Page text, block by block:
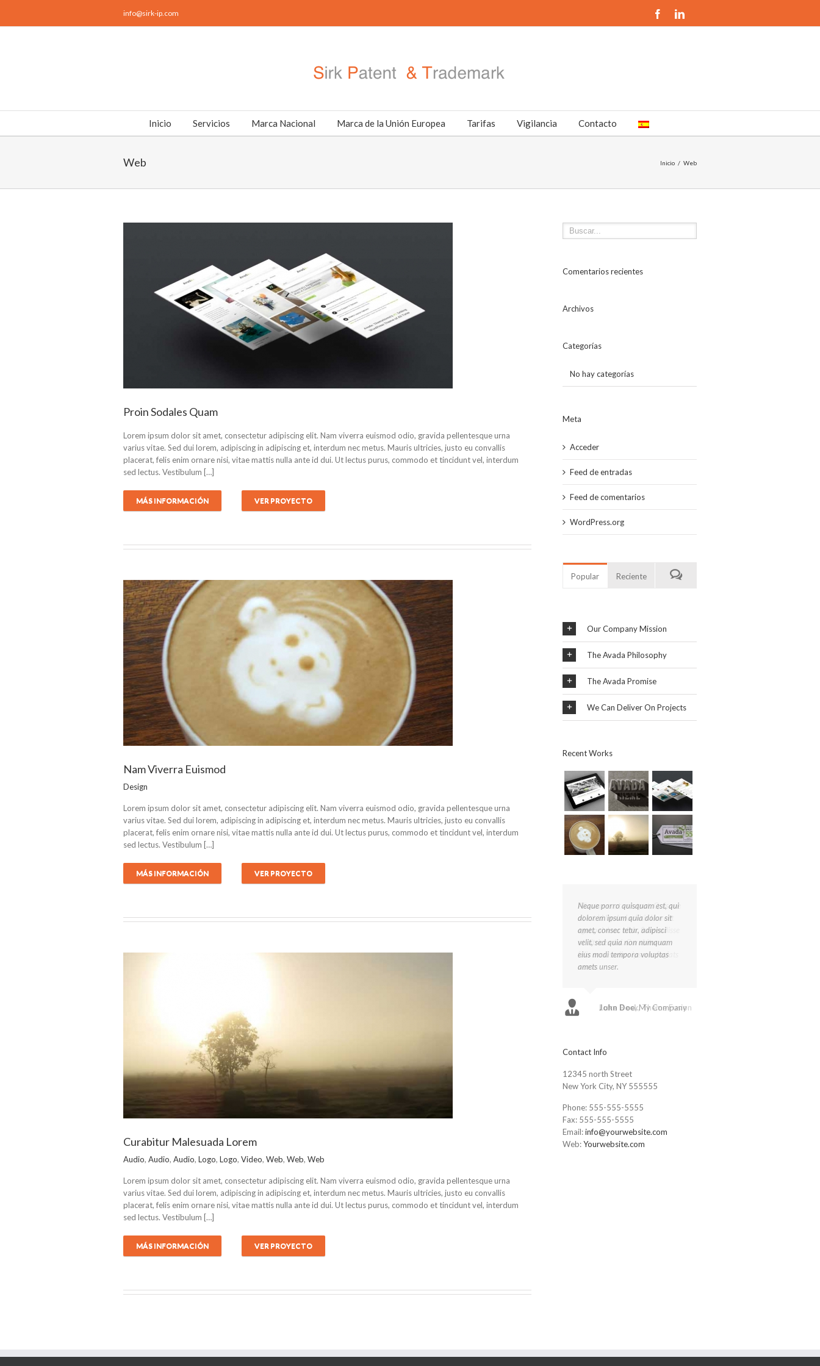
info@sirk-ip.com
Inicio Servicios Marca Nacional Marca de la Unión Europea Tarifas Vigilancia Contacto
Web Inicio Web
Proin Sodales Quam
Lorem ipsum dolor sit amet, consectetur adipiscing elit. Nam viverra euismod odio, gravida pellentesque urna
varius vitae. Sed dui lorem, adipiscing in adipiscing et, interdum nec metus. Mauris ultricies, justo eu convallis
placerat, felis enim ornare nisi, vitae mattis nulla ante id dui. Ut lectus purus, commodo et tincidunt vel, interdum
sed lectus. Vestibulum […]
MÁS INFORMACIÓN VER PROYECTO
Nam Viverra Euismod
Design
Lorem ipsum dolor sit amet, consectetur adipiscing elit. Nam viverra euismod odio, gravida pellentesque urna
varius vitae. Sed dui lorem, adipiscing in adipiscing et, interdum nec metus. Mauris ultricies, justo eu convallis
placerat, felis enim ornare nisi, vitae mattis nulla ante id dui. Ut lectus purus, commodo et tincidunt vel, interdum
sed lectus. Vestibulum […]
MÁS INFORMACIÓN VER PROYECTO
Curabitur Malesuada Lorem
Audio, Audio, Audio, Logo, Logo, Video, Web, Web, Web
Lorem ipsum dolor sit amet, consectetur adipiscing elit. Nam viverra euismod odio, gravida pellentesque urna
varius vitae. Sed dui lorem, adipiscing in adipiscing et, interdum nec metus. Mauris ultricies, justo eu convallis
placerat, felis enim ornare nisi, vitae mattis nulla ante id dui. Ut lectus purus, commodo et tincidunt vel, interdum
sed lectus. Vestibulum […]
MÁS INFORMACIÓN VER PROYECTO
Comentarios recientes
Archivos
Categorías
No hay categorías
Meta
Acceder
Feed de entradas
Feed de comentarios
WordPress.org
Popular Reciente
Our Company Mission
The Avada Philosophy
The Avada Promise
We Can Deliver On Projects
Recent Works
Aliquam erat volutpat. Quisque
at est id ligula facilisis laoreet
eget pulvinar nibh. Suspendisse
at ultrices dui. Curabitur ac
felis arcu sadips ipsums fugiats
nemis.
Luke Beck,Theme Fusion
Contact Info
12345 north Street
New York City, NY 555555
Phone: 555-555-5555
Fax: 555-555-5555
Email:info@yourwebsite.com
Web:Yourwebsite.com